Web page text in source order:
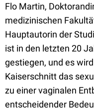
Flo Martin,
medizinischen
Hauptautorin der
ist in den letzten 20
gestiegen, und es
Kaiserschnitt das
zu einer vaginalen
entscheidender